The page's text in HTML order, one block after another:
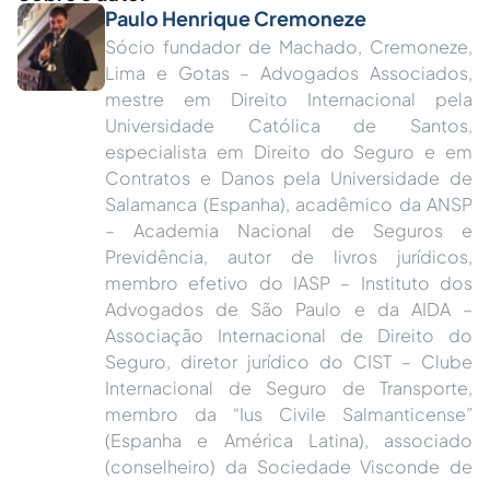
Paulo Henrique Cremoneze
Sócio fundador de Machado, Cremoneze,
Lima e Gotas – Advogados Associados,
mestre em Direito Internacional pela
Universidade Católica de Santos,
especialista em Direito do Seguro e em
Contratos e Danos pela Universidade de
Salamanca (Espanha), acadêmico da ANSP
– Academia Nacional de Seguros e
Previdência, autor de livros jurídicos,
membro efetivo do IASP – Instituto dos
Advogados de São Paulo e da AIDA –
Associação Internacional de Direito do
Seguro, diretor jurídico do CIST – Clube
Internacional de Seguro de Transporte,
membro da “Ius Civile Salmanticense”
(Espanha e América Latina), associado
(conselheiro) da Sociedade Visconde de